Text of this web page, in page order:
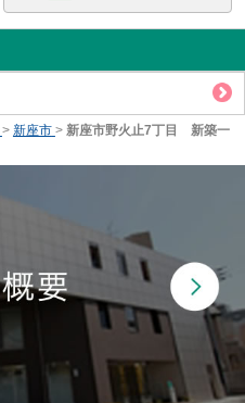
> 新座市 > 新座市野火止7丁目 新築一